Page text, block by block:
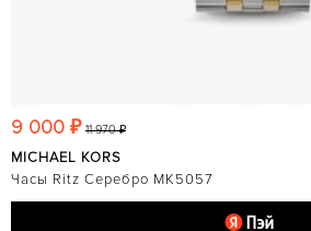
9 000 ₽ 11 970 ₽
MICHAEL KORS
Часы Ritz Серебро MK5057